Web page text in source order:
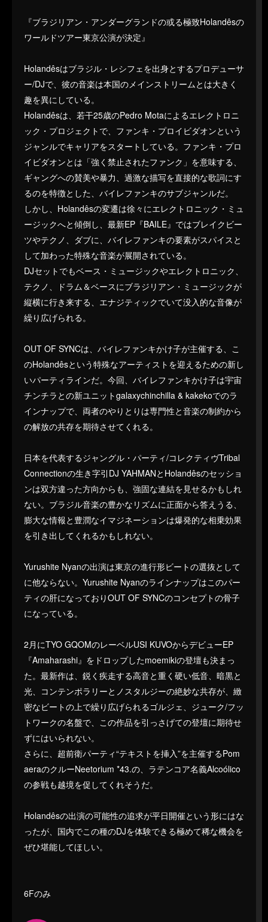
『ブラジリアン・アンダーグランドの或る極致Holandêsの
ワールドツアー東京公演が決定』
Holandêsはブラジル・レシフェを出身とするプロデューサ
ー/DJで、彼の音楽は本国のメインストリームとは大きく
趣を異にしている。
Holandêsは、若干25歳のPedro Motaによるエレクトロニ
ック・プロジェクトで、ファンキ・プロイビダオンという
ジャンルでキャリアをスタートしている。ファンキ・プロ
イビダオンとは「強く禁止されたファンク」を意味する、
ギャングへの賛美や暴力、過激な描写を直接的な歌詞にす
るのを特徴とした、バイレファンキのサブジャンルだ。
しかし、Holandêsの変遷は徐々にエレクトロニック・ミュ
ージックへと傾倒し、最新EP『BAILE』ではブレイクビー
ツやテクノ、ダブに、バイレファンキの要素がスパイスと
して加わった特殊な音楽が展開されている。
DJセットでもベース・ミュージックやエレクトロニック、
テクノ、ドラム＆ベースにブラジリアン・ミュージックが
縦横に行き来する、エナジティックでいて没入的な音像が
繰り広げられる。
OUT OF SYNCは、バイレファンキかけ子が主催する、こ
のHolandêsという特殊なアーティストを迎えるための新し
いパーティラインだ。今回、バイレファンキかけ子は宇宙
チンチラとの新ユニットgalaxychinchilla & kakekoでのラ
インナップで、両者のやりとりは専門性と音楽の制約から
の解放の共存を期待させてくれる。
日本を代表するジャングル・パーティ/コレクティヴTribal
Connectionの生き字引DJ YAHMANとHolandêsのセッショ
ンは双方違った方向からも、強固な連結を見せるかもしれ
ない。ブラジル音楽の豊かなリズムに正面から答えうる、
膨大な情報と豊潤なイマジネーションは爆発的な相乗効果
を引き出してくれるかもしれない。
Yurushite Nyanの出演は東京の進行形ビートの選抜として
に他ならない。Yurushite Nyanのラインナップはこのパー
ティの肝になっておりOUT OF SYNCのコンセプトの骨子
になっている。
2月にTYO GQOMのレーベルUSI KUVOからデビューEP
『Amaharashi』をドロップしたmoemikiの登壇も決まっ
た。最新作は、鋭く疾走する高音と重く硬い低音、暗黒と
光、コンテンポラリーとノスタルジーの絶妙な共存が、緻
密なビートの上で繰り広げられるゴルジェ、ジューク/フッ
トワークの名盤で、この作品を引っさげての登壇に期待せ
ずにはいられない。
さらに、超前衛パーティ“テキストを挿入”を主催するPom
aeraのクルーNeetorium *43.の、ラテンコア名義Alcoólico
の参戦も越境を促してくれそうだ。
Holandêsの出演の可能性の追求が平日開催という形にはな
ったが、国内でこの種のDJを体験できる極めて稀な機会を
ぜひ堪能してほしい。
6Fのみ